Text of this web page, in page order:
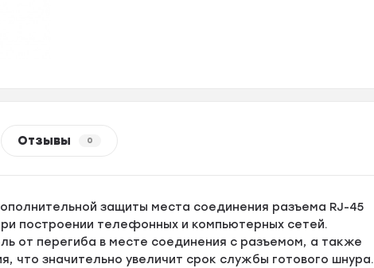
Отзывы 0
защиты места соединения разъема RJ-45
построении телефонных и компьютерных сетей.
от перегиба в месте соединения с разъемом, а также
что значительно увеличит срок службы готового шнура.